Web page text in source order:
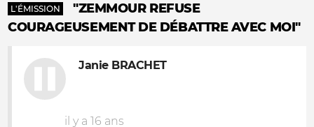
L'ÉMISSION
"ZEMMOUR REFUSE
COURAGEUSEMENT DE DÉBATTRE AVEC MOI"
Janie BRACHET
il y a 16 ans